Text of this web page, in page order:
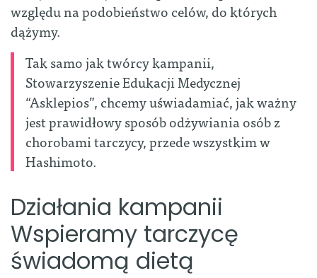
względu na podobieństwo celów, do których
dążymy.
Tak samo jak twórcy kampanii,
Stowarzyszenie Edukacji Medycznej
“Asklepios”, chcemy uświadamiać, jak ważny
jest prawidłowy sposób odżywiania osób z
chorobami tarczycy, przede wszystkim w
Hashimoto.
Działania kampanii
Wspieramy tarczycę
świadomą dietą